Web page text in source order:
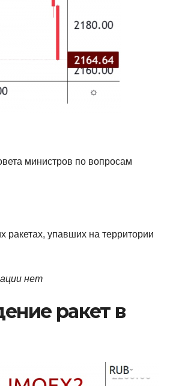
министров по вопросам
ракетах, упавших на территории
нет
ракет в